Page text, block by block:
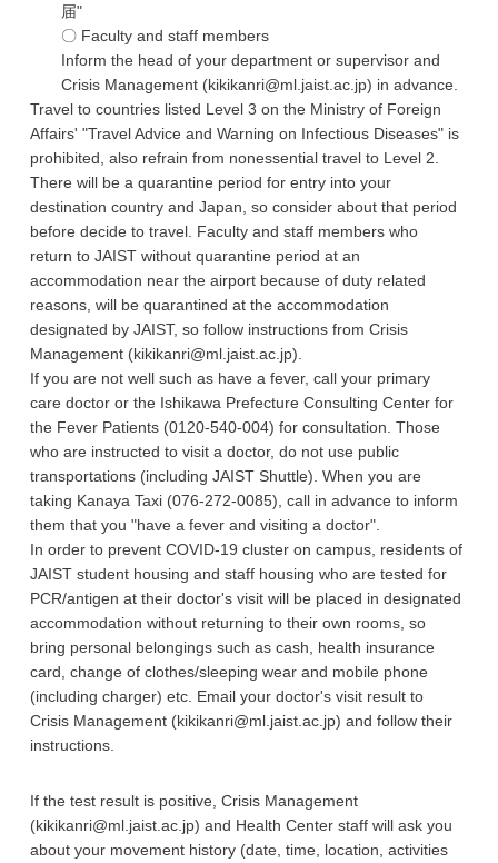
届"
〇 Faculty and staff members
Inform the head of your department or supervisor and
Crisis Management (kikikanri@ml.jaist.ac.jp) in advance.
Travel to countries listed Level 3 on the Ministry of Foreign
Affairs' "Travel Advice and Warning on Infectious Diseases" is
prohibited, also refrain from nonessential travel to Level 2.
There will be a quarantine period for entry into your
destination country and Japan, so consider about that period
before decide to travel. Faculty and staff members who
return to JAIST without quarantine period at an
accommodation near the airport because of duty related
reasons, will be quarantined at the accommodation
designated by JAIST, so follow instructions from Crisis
Management (kikikanri@ml.jaist.ac.jp).
If you are not well such as have a fever, call your primary
care doctor or the Ishikawa Prefecture Consulting Center for
the Fever Patients (0120-540-004) for consultation. Those
who are instructed to visit a doctor, do not use public
transportations (including JAIST Shuttle). When you are
taking Kanaya Taxi (076-272-0085), call in advance to inform
them that you "have a fever and visiting a doctor".
In order to prevent COVID-19 cluster on campus, residents of
JAIST student housing and staff housing who are tested for
PCR/antigen at their doctor's visit will be placed in designated
accommodation without returning to their own rooms, so
bring personal belongings such as cash, health insurance
card, change of clothes/sleeping wear and mobile phone
(including charger) etc. Email your doctor's visit result to
Crisis Management (kikikanri@ml.jaist.ac.jp) and follow their
instructions.
If the test result is positive, Crisis Management
(kikikanri@ml.jaist.ac.jp) and Health Center staff will ask you
about your movement history (date, time, location, activities